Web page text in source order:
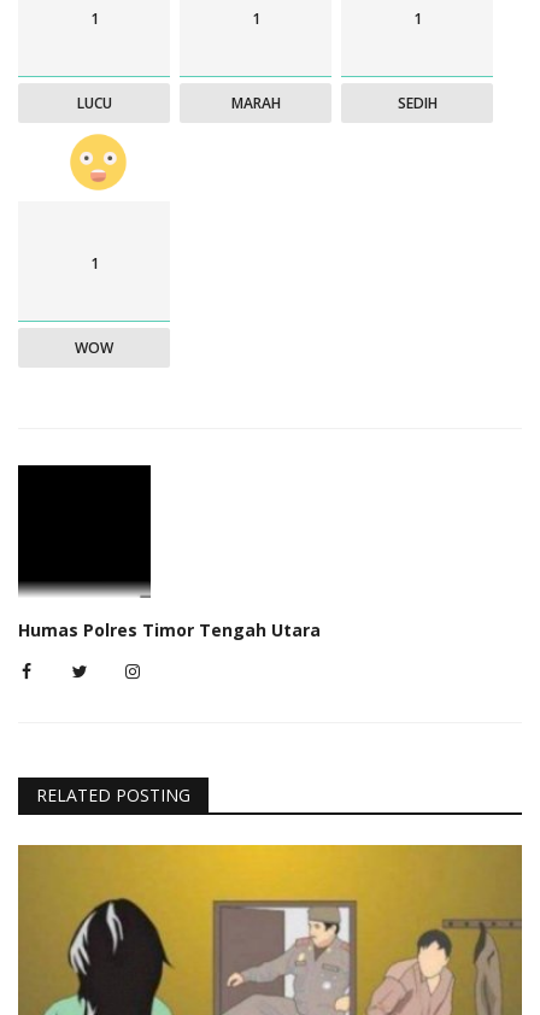
1
LUCU
1
MARAH
1
SEDIH
1
WOW
Humas Polres Timor Tengah Utara
RELATED POSTING